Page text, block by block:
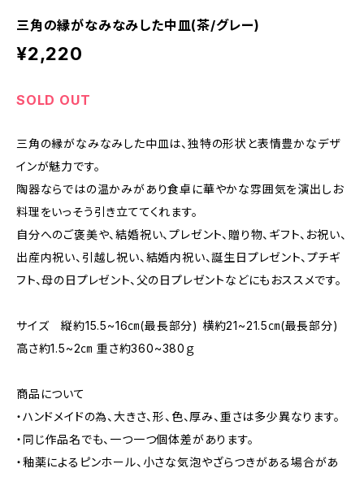
三角の縁がなみなみした中皿(茶/グレー)
¥2,220
SOLD OUT
三角の縁がなみなみした中皿は、独特の形状と表情豊かなデザ
インが魅力です。
陶器ならではの温かみがあり食卓に華やかな雰囲気を演出しお
料理をいっそう引き立ててくれます。
自分へのご褒美や、結婚祝い、プレゼント、贈り物、ギフト、お祝い、
出産内祝い、引越し祝い、結婚内祝い、誕生日プレゼント、プチギ
フト、母の日プレゼント、父の日プレゼントなどにもおススメです。
サイズ 縦約15.5~16㎝(最長部分) 横約21~21.5㎝(最長部分)
高さ約1.5~2㎝ 重さ約360~380ｇ
商品について
・ハンドメイドの為、大きさ、形、色、厚み、重さは多少異なります。
・同じ作品名でも、一つ一つ個体差があります。
・釉薬によるピンホール、小さな気泡やざらつきがある場合があ